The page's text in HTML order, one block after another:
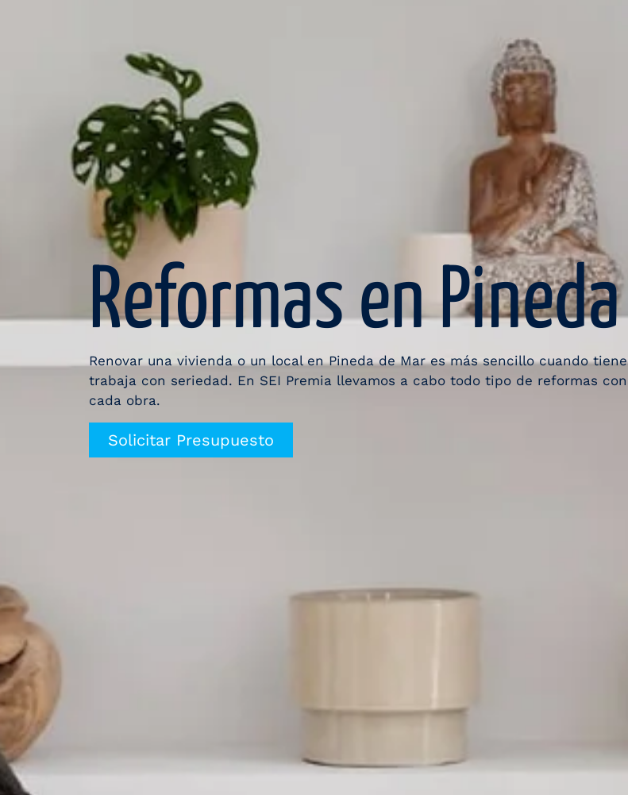
Reformas en
Renovar una vivienda o un local en Pineda de Mar es más sencillo cuando
trabaja con seriedad. En SEI Premia llevamos a cabo todo tipo de reformas
cada obra.
Solicitar Presupuesto